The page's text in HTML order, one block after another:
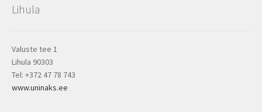
Lihula
Valuste tee 1
Lihula 90303
Tel: +372 47 78 743
www.uninaks.ee